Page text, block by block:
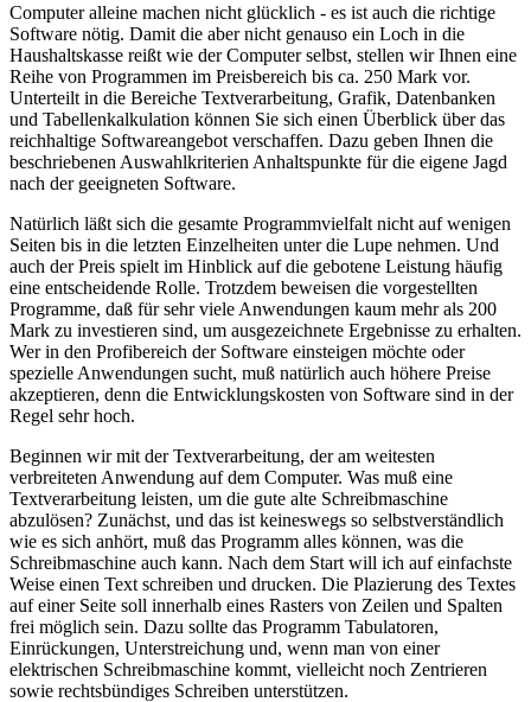
Computer alleine machen nicht glücklich - es ist auch die richtige
Software nötig. Damit die aber nicht genauso ein Loch in die
Haushaltskasse reißt wie der Computer selbst, stellen wir Ihnen eine
Reihe von Programmen im Preisbereich bis ca. 250 Mark vor.
Unterteilt in die Bereiche Textverarbeitung, Grafik, Datenbanken
und Tabellenkalkulation können Sie sich einen Überblick über das
reichhaltige Softwareangebot verschaffen. Dazu geben Ihnen die
beschriebenen Auswahlkriterien Anhaltspunkte für die eigene Jagd
nach der geeigneten Software.
Natürlich läßt sich die gesamte Programmvielfalt nicht auf wenigen
Seiten bis in die letzten Einzelheiten unter die Lupe nehmen. Und
auch der Preis spielt im Hinblick auf die gebotene Leistung häufig
eine entscheidende Rolle. Trotzdem beweisen die vorgestellten
Programme, daß für sehr viele Anwendungen kaum mehr als 200
Mark zu investieren sind, um ausgezeichnete Ergebnisse zu erhalten.
Wer in den Profibereich der Software einsteigen möchte oder
spezielle Anwendungen sucht, muß natürlich auch höhere Preise
akzeptieren, denn die Entwicklungskosten von Software sind in der
Regel sehr hoch.
Beginnen wir mit der Textverarbeitung, der am weitesten
verbreiteten Anwendung auf dem Computer. Was muß eine
Textverarbeitung leisten, um die gute alte Schreibmaschine
abzulösen? Zunächst, und das ist keineswegs so selbstverständlich
wie es sich anhört, muß das Programm alles können, was die
Schreibmaschine auch kann. Nach dem Start will ich auf einfachste
Weise einen Text schreiben und drucken. Die Plazierung des Textes
auf einer Seite soll innerhalb eines Rasters von Zeilen und Spalten
frei möglich sein. Dazu sollte das Programm Tabulatoren,
Einrückungen, Unterstreichung und, wenn man von einer
elektrischen Schreibmaschine kommt, vielleicht noch Zentrieren
sowie rechtsbündiges Schreiben unterstützen.